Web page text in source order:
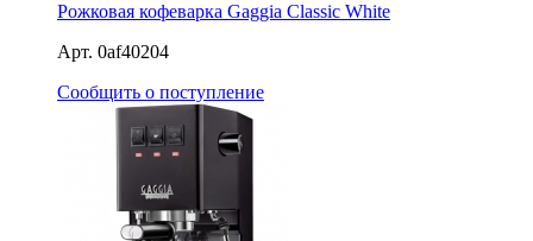
Рожковая кофеварка Gaggia Classic White
Арт. 0af40204
Сообщить о поступление